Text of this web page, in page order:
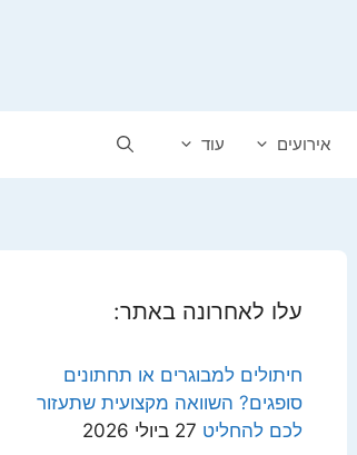
אירועים עוד
עלו לאחרונה באתר:
חיתולים למבוגרים או תחתונים
סופגים? השוואה מקצועית שתעזור
לכם להחליט 27 ביולי 2026